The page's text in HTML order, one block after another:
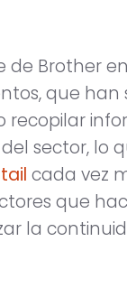
Brother
que
sector, lo
cada vez
que
la